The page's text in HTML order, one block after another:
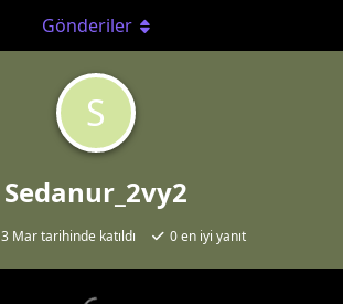
S
Sedanur_2vy2
3 Martarihinde katıldı 0en iyi yanıt
Gönderiler